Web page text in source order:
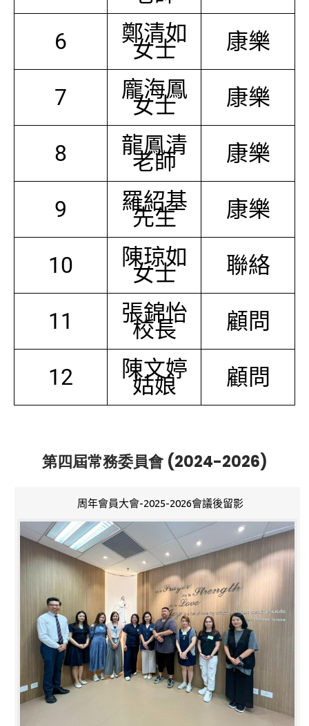
6 鄭清如
女士 康樂
7 龐海鳳
女士 康樂
8 龍鳳清
老師 康樂
9 羅紹基
先生 康樂
10 陳琼如
女士 聯絡
11 張錦怡
校長 顧問
12 陳文婷
姑娘 顧問
第四屆常務委員會 (2024-2026)
周年會員大會-2025-2026會議後留影